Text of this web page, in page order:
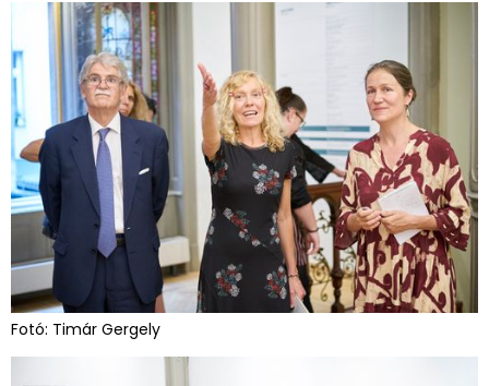
Fotó: Timár Gergely